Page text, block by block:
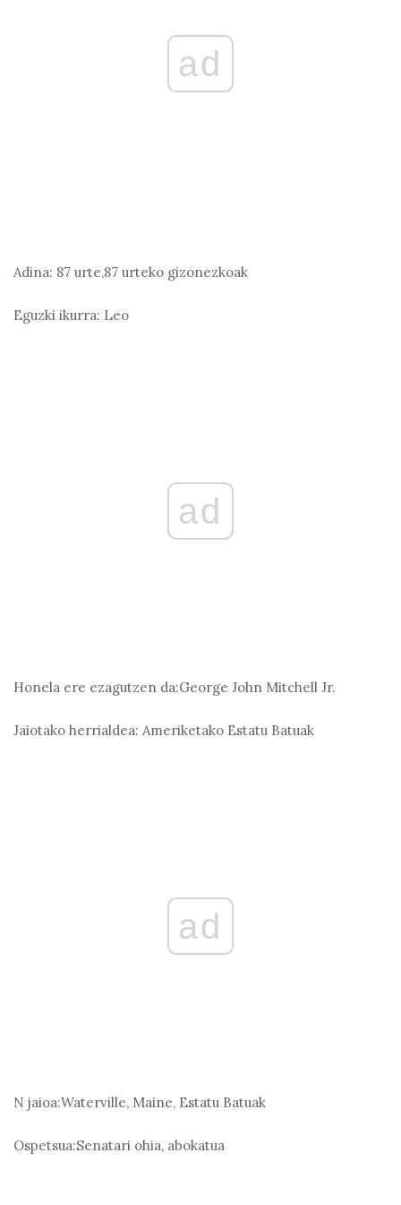
ad
Adina: 87 urte,87 urteko gizonezkoak
Eguzki ikurra: Leo
ad
Honela ere ezagutzen da:George John Mitchell Jr.
Jaiotako herrialdea: Ameriketako Estatu Batuak
ad
N jaioa:Waterville, Maine, Estatu Batuak
Ospetsua:Senatari ohia, abokatua